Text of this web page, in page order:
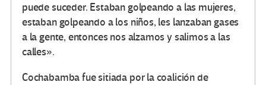
puede suceder. Estaban golpeando a las mujeres,
estaban golpeando a los niños, les lanzaban gases
a la gente, entonces nos alzamos y salimos a las
calles».
Cochabamba fue sitiada por la coalición de